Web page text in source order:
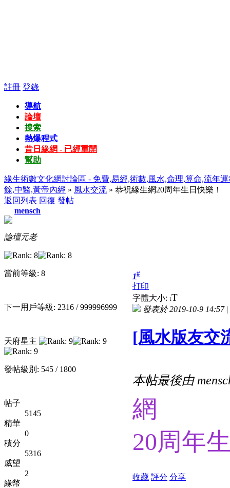
註冊 登錄
導航
論壇
搜索
熱爆程式
昔日緣網 - 已經重開
幫助
緣生術數文化網討論區 - 免費,易經,術數,風水,命理,算命,流年
餘,中醫,黃帝內經 » 風水交流 » 恭祝緣生網20周年生日快樂！
返回列表 回復 發帖
mensch
論壇元老
當前等級: 8
下一用戶等級: 2316 / 999996999
天府星主
發帖級別: 545 / 1800
帖子
5145
精華
0
積分
5316
威望
2
緣幣
1#
打印
字體大小: tT
發表於 2019-10-9 14:57|
[風水版友交
本帖最後由
網
20周年
收藏 評分 分享